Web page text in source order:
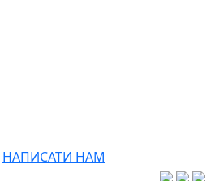
НАПИСАТИ НАМ